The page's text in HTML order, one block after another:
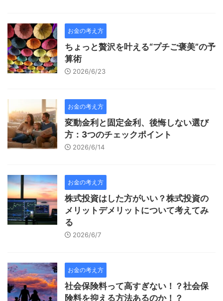
お金の考え方
ちょっと贅沢を叶える“プチご褒美”の予
算術
2026/6/23
お金の考え方
変動金利と固定金利、後悔しない選び
方：3つのチェックポイント
2026/6/14
お金の考え方
株式投資はした方がいい？株式投資の
メリットデメリットについて考えてみ
る
2026/6/7
お金の考え方
社会保険料って高すぎない！？社会保
険料を抑える方法あるのか！？